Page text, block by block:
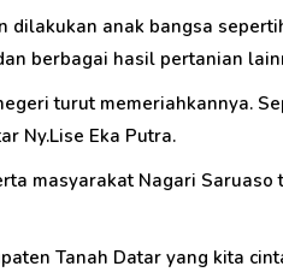
anak bangsa
berbagai hasil pertanian
turut memeriahkannya.
Ny.Lise Eka Putra.
masyarakat Nagari
Tanah Datar yang kita